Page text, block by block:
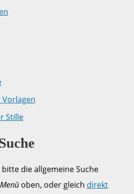
Stille
die allgemeine Suche
oben, oder gleich direkt